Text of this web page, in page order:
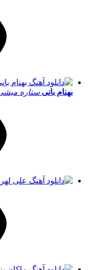
بهنام بانی ستاره